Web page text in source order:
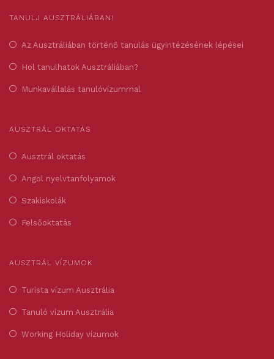
TANULJ AUSZTRÁLIÁBAN!
Az Ausztráliában történő tanulás ügyintézésének lépései
Hol tanulhatok Ausztráliában?
Munkavállalás tanulóvízummal
AUSZTRÁL OKTATÁS
Ausztrál oktatás
Angol nyelvtanfolyamok
Szakiskolák
Felsőoktatás
AUSZTRÁL VÍZUMOK
Turista vízum Ausztrália
Tanuló vízum Ausztrália
Working Holiday vízumok